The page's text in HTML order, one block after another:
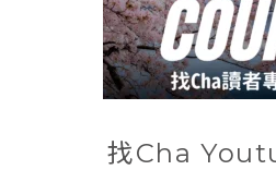
找Cha